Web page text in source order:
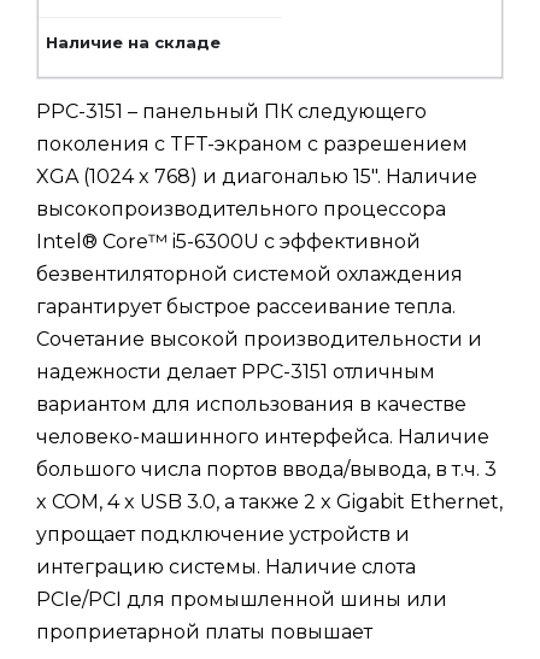
PPC-3151 – панельный ПК следующего
поколения с TFT-экраном с разрешением
XGA (1024 x 768) и диагональю 15". Наличие
высокопроизводительного процессора
Intel® Core™ i5-6300U с эффективной
безвентиляторной системой охлаждения
гарантирует быстрое рассеивание тепла.
Сочетание высокой производительности и
надежности делает PPC-3151 отличным
вариантом для использования в качестве
человеко-машинного интерфейса. Наличие
большого числа портов ввода/вывода, в т.ч. 3
x COM, 4 x USB 3.0, а также 2 x Gigabit Ethernet,
упрощает подключение устройств и
интеграцию системы. Наличие слота
PCIe/PCI для промышленной шины или
проприетарной платы повышает